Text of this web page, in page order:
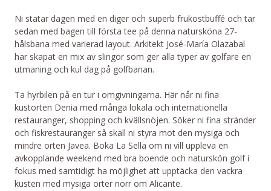
Ni statar dagen med en diger och superb frukostbuffé och tar
sedan med bagen till första tee på denna natursköna 27-
hålsbana med varierad layout. Arkitekt José-María Olazabal
har skapat en mix av slingor som ger alla typer av golfare en
utmaning och kul dag på golfbanan.
Ta hyrbilen på en tur i omgivningarna. Här når ni fina
kustorten Denia med många lokala och internationella
restauranger, shopping och kvällsnöjen. Söker ni fina stränder
och fiskrestauranger så skall ni styra mot den mysiga och
mindre orten Javea. Boka La Sella om ni vill uppleva en
avkopplande weekend med bra boende och naturskön golf i
fokus med samtidigt ha möjlighet att upptäcka den vackra
kusten med mysiga orter norr om Alicante.